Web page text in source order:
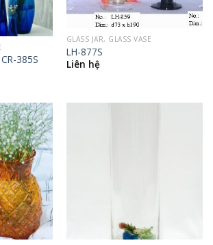
385S
GLASS JAR, GLASS VASE
LH-877S
Liên hệ